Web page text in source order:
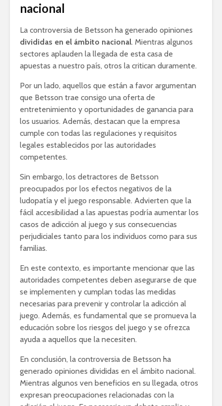
nacional
La controversia de Betsson ha generado opiniones
divididas en el ámbito nacional. Mientras algunos
sectores aplauden la llegada de esta casa de
apuestas a nuestro país, otros la critican duramente.
Por un lado, aquellos que están a favor argumentan
que Betsson trae consigo una oferta de
entretenimiento y oportunidades de ganancia para
los usuarios. Además, destacan que la empresa
cumple con todas las regulaciones y requisitos
legales establecidos por las autoridades
competentes.
Sin embargo, los detractores de Betsson
preocupados por los efectos negativos de la
ludopatía y el juego responsable. Advierten que la
fácil accesibilidad a las apuestas podría aumentar los
casos de adicción al juego y sus consecuencias
perjudiciales tanto para los individuos como para sus
familias.
En este contexto, es importante mencionar que las
autoridades competentes deben asegurarse de que
se implementen y cumplan todas las medidas
necesarias para prevenir y controlar la adicción al
juego. Además, es fundamental que se promueva la
educación sobre los riesgos del juego y se ofrezca
ayuda a aquellos que la necesiten.
En conclusión, la controversia de Betsson ha
generado opiniones divididas en el ámbito nacional.
Mientras algunos ven beneficios en su llegada, otros
expresan preocupaciones relacionadas con la